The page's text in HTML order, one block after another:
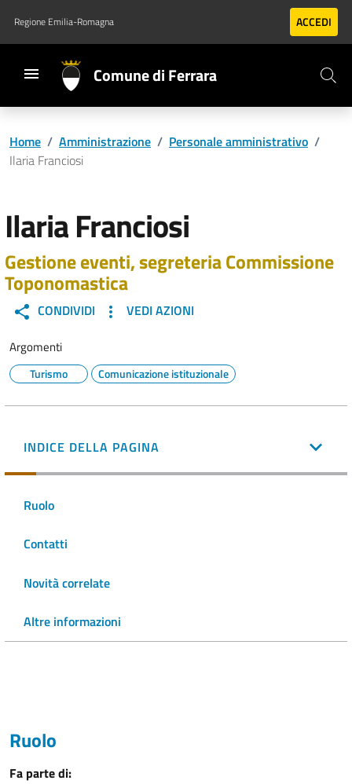
Vai al contenuto principale
Vai al footer
Regione Emilia-Romagna ACCEDI
Comune di Ferrara
Home / Amministrazione / Personale amministrativo /
Ilaria Franciosi
Ilaria Franciosi
Gestione eventi, segreteria Commissione
Toponomastica
CONDIVIDI VEDI AZIONI
Argomenti
Turismo Comunicazione istituzionale
INDICE DELLA PAGINA
Ruolo
Contatti
Novità correlate
Altre informazioni
Ruolo
Fa parte di: